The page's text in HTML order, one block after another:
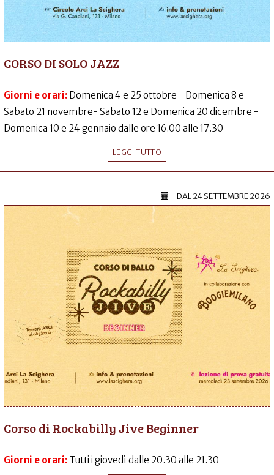
CORSO DI SOLO JAZZ
Giorni e orari: Domenica 4 e 25 ottobre - Domenica 8 e
Sabato 21 novembre- Sabato 12 e Domenica 20 dicembre -
Domenica 10 e 24 gennaio dalle ore 16.00 alle 17.30
LEGGI TUTTO
DAL24 SETTEMBRE 2026
Corso di Rockabilly Jive Beginner
Giorni e orari: Tutti i giovedì dalle 20.30 alle 21.30